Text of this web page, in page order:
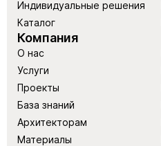
Индивидуальные решения
Каталог
Компания
О нас
Услуги
Проекты
База знаний
Архитекторам
Материалы